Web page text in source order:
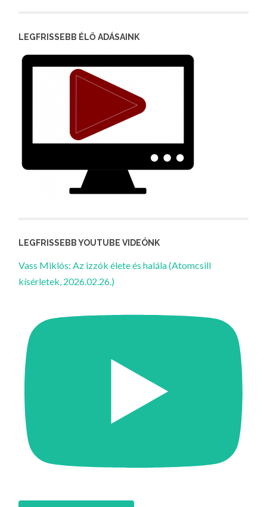
LEGFRISSEBB ÉLŐ ADÁSAINK
LEGFRISSEBB YOUTUBE VIDEÓNK
Vass Miklós: Az izzók élete és halála (Atomcsill
kísérletek, 2026.02.26.)